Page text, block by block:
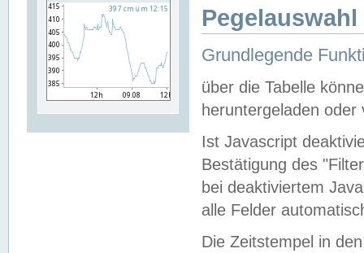
Grundlegende
über die Tabelle
heruntergeladen oder
Ist Javascript
Bestätigung des
bei deaktiviertem
alle Felder
Die Zeitstempel in